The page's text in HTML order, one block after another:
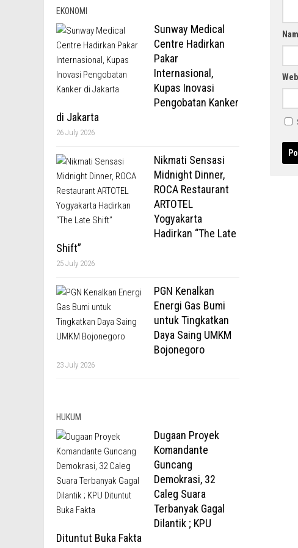
EKONOMI
Sunway Medical
Centre Hadirkan
Pakar
Internasional,
Kupas Inovasi
Pengobatan Kanker
di Jakarta
26 July 2026
Nikmati Sensasi
Midnight Dinner,
ROCA Restaurant
ARTOTEL
Yogyakarta
Hadirkan “The Late
Shift”
25 July 2026
PGN Kenalkan
Energi Gas Bumi
untuk Tingkatkan
Daya Saing UMKM
Bojonegoro
23 July 2026
HUKUM
Dugaan Proyek
Komandante
Guncang
Demokrasi, 32
Caleg Suara
Terbanyak Gagal
Dilantik ; KPU
Dituntut Buka Fakta